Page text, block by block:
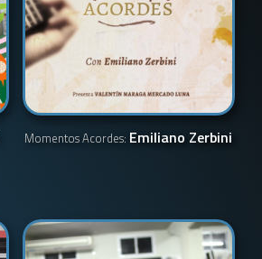
Momentos Acordes: Emiliano Zerbini